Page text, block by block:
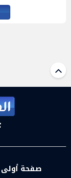
صفحة أولى